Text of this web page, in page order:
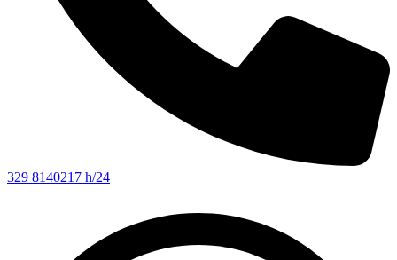
329 8140217 h/24